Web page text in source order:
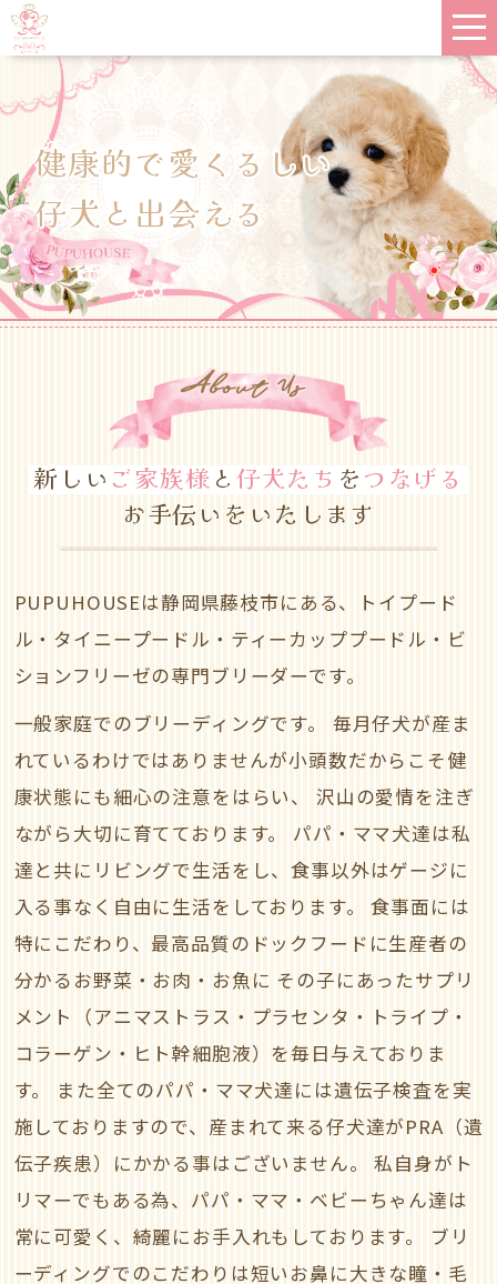
健康的で愛くるしい
仔犬と出会える
ABout Us
新しいご家族様と仔犬たちをつなげる
お手伝いをいたします
PUPUHOUSEは静岡県藤枝市にある、
トイプード
ル・タイニープードル・ティーカッププードル・ビ
ションフリーゼの専門ブリーダーです。
一般家庭でのブリーディングです。
毎月仔犬が産ま
れているわけではありませんが小頭数だからこそ健
康状態にも細心の注意をはらい、
沢山の愛情を注ぎ
ながら大切に育てております。
パパ・ママ犬達は私
達と共にリビングで生活をし、食事以外はゲージに
入る事なく自由に生活をしております。
食事面には
特にこだわり、最高品質のドックフードに生産者の
分かるお野菜・お肉・お魚に その子にあったサプリ
メント（アニマストラス・プラセンタ・トライプ・
コラーゲン・ヒト幹細胞液）を毎日与えておりま
す。
また全てのパパ・ママ犬達には遺伝子検査を実
施しておりますので、産まれて来る仔犬達がPRA（遺
伝子疾患）にかかる事はございません。
私自身がト
リマーでもある為、パパ・ママ・ベビーちゃん達は
常に可愛く、綺麗にお手入れもしております。
ブリ
ーディングでのこだわりは短いお鼻に大きな瞳・毛